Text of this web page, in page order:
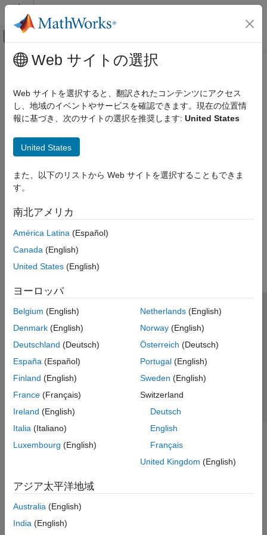
コンテンツへスキップ
オフキャンバス ナビゲーション メ
ドキュメンテーションのホーム
メインコンテンツ
この情報は役に立ちましたか？
Web サイトの選択
Web サイトを選択すると、翻訳されたコンテンツにアクセス
し、地域のイベントやサービスを確認できます。現在の位置情
報に基づき、次のサイトの選択を推奨します: United States
United States
また、以下のリストから Web サイトを選択することもできま
す。
南北アメリカ
América Latina (Español)
Canada (English)
United States (English)
ヨーロッパ
Belgium (English)
Denmark (English)
Deutschland (Deutsch)
España (Español)
Finland (English)
France (Français)
Ireland (English)
Italia (Italiano)
Luxembourg (English)
Netherlands(English)
Norway(English)
Österreich (Deutsch)
Portugal(English)
Sweden (English)
Switzerland
Deutsch
English
Français
United Kingdom (English)
アジア太平洋地域
Australia (English)
India (English)
トラストセンター
プライバシー ポリシー
違法コピー防止
アプリケーション ステータス
© 1994-2026 The MathWorks, Inc.